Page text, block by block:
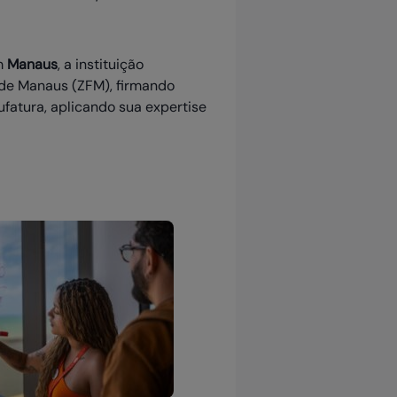
Manaus, a instituição
Manaus (ZFM), firmando
aplicando sua expertise